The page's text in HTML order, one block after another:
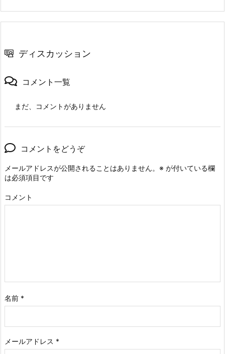
ディスカッション
コメント一覧
まだ、コメントがありません
コメントをどうぞ
メールアドレスが公開されることはありません。 ※ が付いている欄
は必須項目です
コメント
名前 *
メールアドレス *